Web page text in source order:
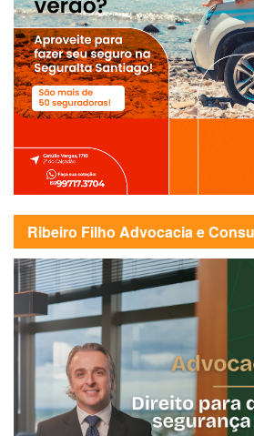
Ribeiro Filho Advocacia e